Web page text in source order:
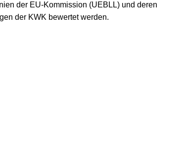
der EU-Kommission (UEBLL) und deren
der KWK bewertet werden.